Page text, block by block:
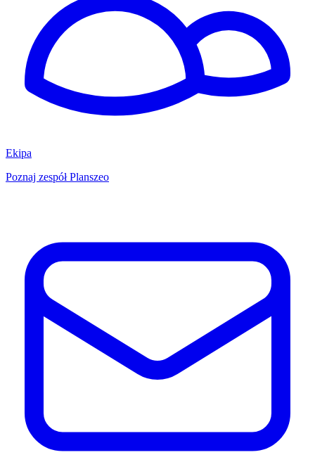
Ekipa
Poznaj zespół Planszeo